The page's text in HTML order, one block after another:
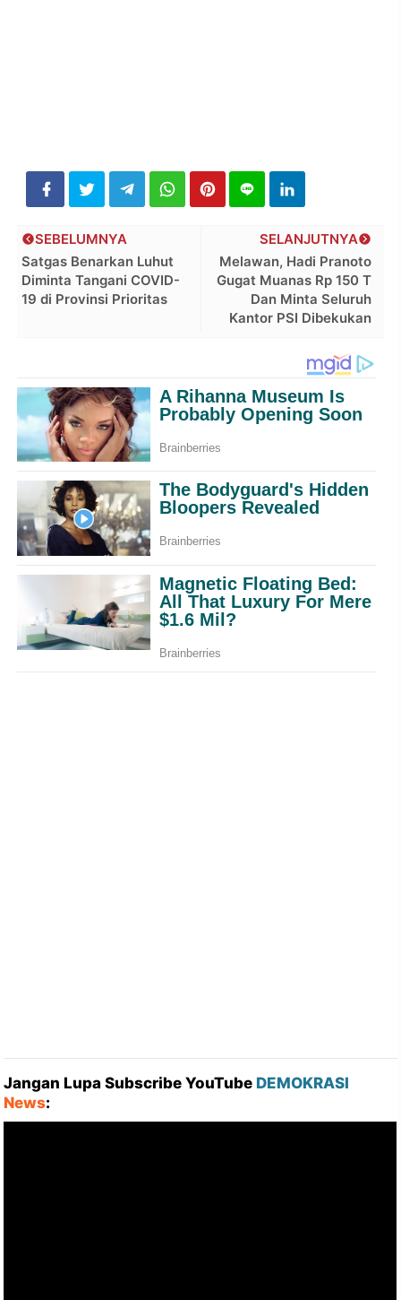
SELANJUTNYA
Melawan, Hadi Pranoto
Gugat Muanas Rp 150 T
Dan Minta Seluruh
Kantor PSI Dibekukan
SEBELUMNYA
Satgas Benarkan Luhut
Diminta Tangani COVID-
19 di Provinsi Prioritas
Jangan Lupa Subscribe YouTube DEMOKRASI
News: